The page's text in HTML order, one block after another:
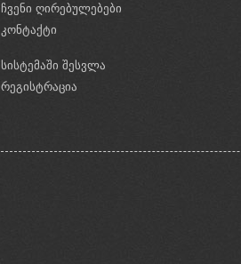
ჩვენი ღირებულებები
კონტაქტი
სისტემაში შესვლა
რეგისტრაცია